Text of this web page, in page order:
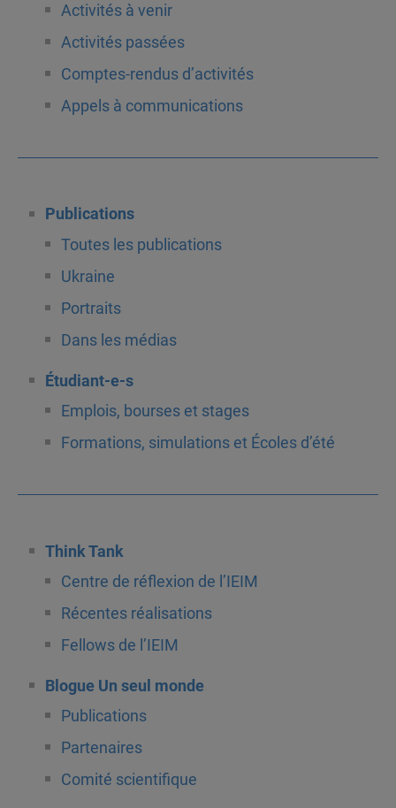
Activités à venir
Activités passées
Comptes-rendus d’activités
Appels à communications
Publications
Toutes les publications
Ukraine
Portraits
Dans les médias
Étudiant-e-s
Emplois, bourses et stages
Formations, simulations et Écoles d’été
Think Tank
Centre de réflexion de l’IEIM
Récentes réalisations
Fellows de l’IEIM
Blogue Un seul monde
Publications
Partenaires
Comité scientifique